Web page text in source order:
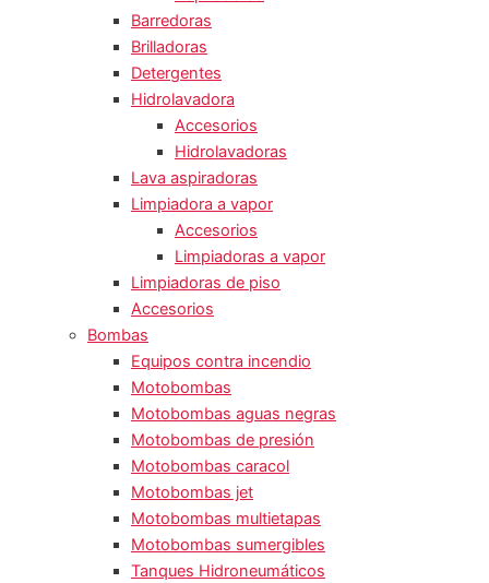
Barredoras
Brilladoras
Detergentes
Hidrolavadora
Accesorios
Hidrolavadoras
Lava aspiradoras
Limpiadora a vapor
Accesorios
Limpiadoras a vapor
Limpiadoras de piso
Accesorios
Bombas
Equipos contra incendio
Motobombas
Motobombas aguas negras
Motobombas de presión
Motobombas caracol
Motobombas jet
Motobombas multietapas
Motobombas sumergibles
Tanques Hidroneumáticos